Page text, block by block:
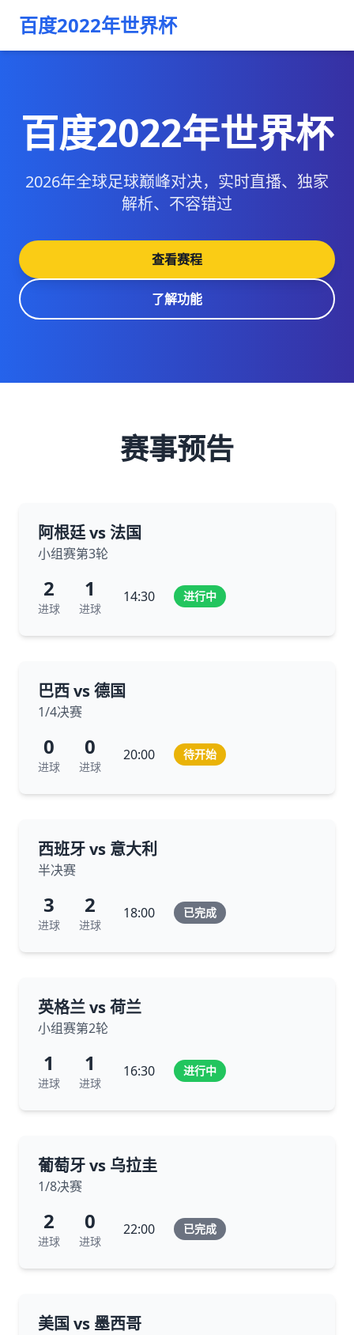
百度2022年世界杯
百度2022年世界杯
2026年全球足球巅峰对决，实时直播、独家
解析、不容错过
查看赛程
了解功能
赛事预告
阿根廷 vs 法国
小组赛第3轮
2
进球
1
进球
14:30 进行中
巴西 vs 德国
1/4决赛
0
进球
0
进球
20:00 待开始
西班牙 vs 意大利
半决赛
3
进球
2
进球
18:00 已完成
英格兰 vs 荷兰
小组赛第2轮
1
进球
1
进球
16:30 进行中
葡萄牙 vs 乌拉圭
1/8决赛
2
进球
0
进球
22:00 已完成
美国 vs 墨西哥